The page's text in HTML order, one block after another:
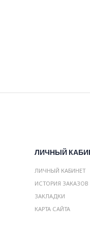
ЛИЧНЫЙ
ЛИЧНЫЙ КАБИНЕТ
ИСТОРИЯ ЗАКАЗОВ
ЗАКЛАДКИ
КАРТА САЙТА